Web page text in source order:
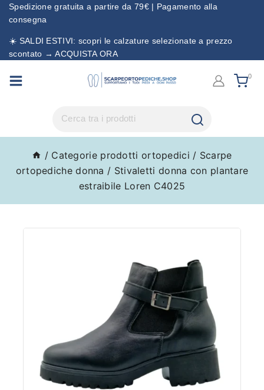
Spedizione gratuita a partire da 79€ | Pagamento alla
consegna
☀️ SALDI ESTIVI: scopri le calzature selezionate a prezzo
scontato → ACQUISTA ORA
0
/ Categorie prodotti ortopedici / Scarpe
ortopediche donna / Stivaletti donna con plantare
estraibile Loren C4025